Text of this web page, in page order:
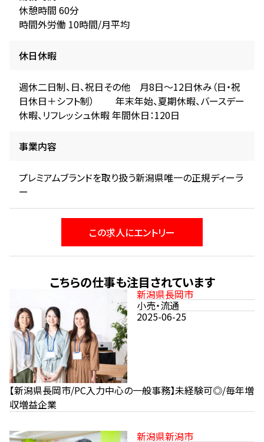
休憩時間 60分
時間外労働 10時間/月平均
休日休暇
週休二日制、日、祝日その他 月8日～12日休み（日・祝
日休日＋シフト制） 年末年始、夏期休暇、バースデー
休暇、リフレッシュ休暇 年間休日：120日
事業内容
プレミアムブランドを取り扱う新潟県唯一の正規ディーラ
この求人にエントリー
こちらの仕事も注目されています
新潟県長岡市
小売・流通
2025-06-25
【新潟県長岡市/PC入力中心の一般事務】未経験可◎/毎年増
収増益企業
新潟県新潟市